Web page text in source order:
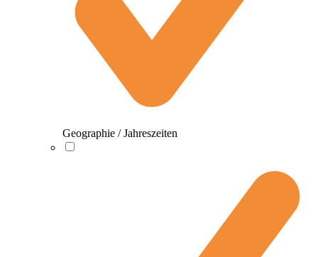
Geographie / Jahreszeiten